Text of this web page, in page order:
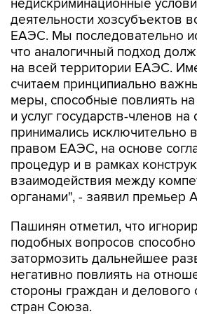
недискриминационные
деятельности хозсубъектов
ЕАЭС. Мы последовательно
что аналогичный подход
на всей территории ЕАЭС.
считаем принципиально
меры, способные повлиять на
и услуг государств-членов
принимались исключительно
правом ЕАЭС, на основе
процедур и в рамках
взаимодействия между
органами", - заявил премьер
Пашинян отметил, что
подобных вопросов
затормозить дальнейшее
негативно повлиять на
стороны граждан и делового
стран Союза.